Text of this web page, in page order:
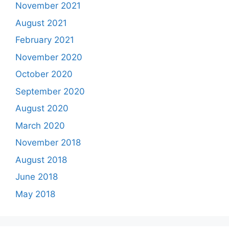
November 2021
August 2021
February 2021
November 2020
October 2020
September 2020
August 2020
March 2020
November 2018
August 2018
June 2018
May 2018